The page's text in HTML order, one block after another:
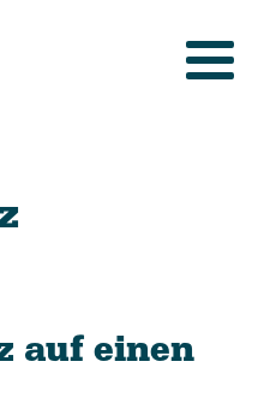
auf einen